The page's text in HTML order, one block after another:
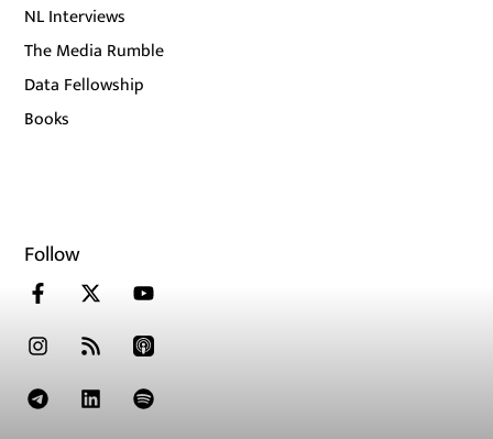
NL Interviews
The Media Rumble
Data Fellowship
Books
Follow